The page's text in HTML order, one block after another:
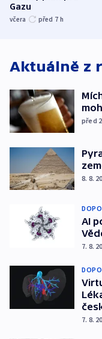
Gazu
včera před 7 h
Aktuálně z
před
8. 8.
AI
7. 8.
7. 8.